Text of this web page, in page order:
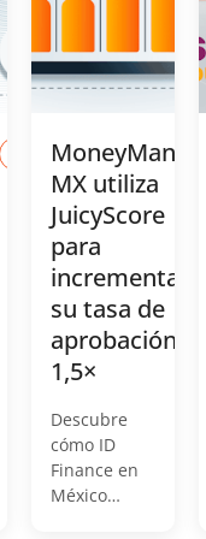
MoneyMan
MX utiliza
JuicyScore
para
incrementar
su tasa de
aprobación
1,5×
Descubre
cómo ID
Finance en
México